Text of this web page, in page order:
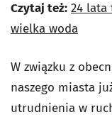
Czytaj też: 24 lata
wielka woda
W związku z
naszego miasta
utrudnienia w